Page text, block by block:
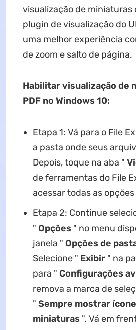
visualização de miniaturas
plugin de visualização do
uma melhor experiência
de zoom e salto de página.
Habilitar visualização de
PDF no Windows 10:
Etapa 1: Vá para o File
a pasta onde seus
Depois, toque na aba "
de ferramentas do File
acessar todas as
Etapa 2: Continue
" Opções " no menu
janela " Opções de
Selecione " Exibir" na
para " Configurações
remova a marca de
" Sempre mostrar
miniaturas ". Vá em